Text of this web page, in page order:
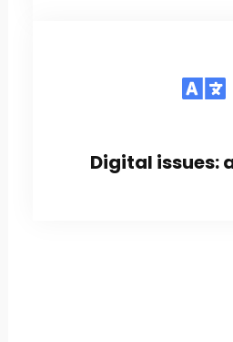
Digital issues: